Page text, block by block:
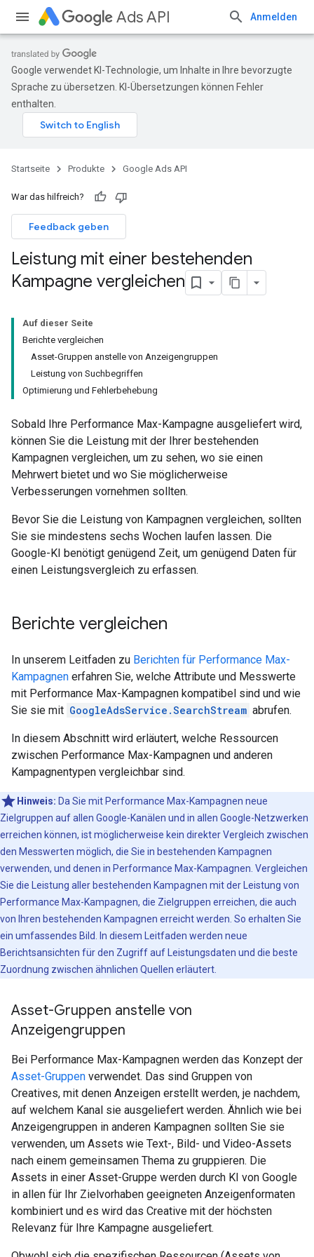
Ads API Anmelden
Google verwendet KI-Technologie, um Inhalte in Ihre bevorzugte
Sprache zu übersetzen. KI-Übersetzungen können Fehler
enthalten.
Startseite Produkte Google Ads API
War das hilfreich?
Feedback geben
Leistung mit einer bestehenden
Kampagne vergleichen
Auf dieser Seite
Berichte vergleichen
Asset-Gruppen anstelle von Anzeigengruppen
Leistung von Suchbegriffen
Optimierung und Fehlerbehebung
Sobald Ihre Performance Max-Kampagne ausgeliefert wird,
können Sie die Leistung mit der Ihrer bestehenden
Kampagnen vergleichen, um zu sehen, wo sie einen
Mehrwert bietet und wo Sie möglicherweise
Verbesserungen vornehmen sollten.
Bevor Sie die Leistung von Kampagnen vergleichen, sollten
Sie sie mindestens sechs Wochen laufen lassen. Die
Google-KI benötigt genügend Zeit, um genügend Daten für
einen Leistungsvergleich zu erfassen.
Berichte vergleichen
In unserem Leitfaden zu Berichten für Performance Max-
Kampagnen erfahren Sie, welche Attribute und Messwerte
mit Performance Max-Kampagnen kompatibel sind und wie
Sie sie mit GoogleAdsService.SearchStream abrufen.
In diesem Abschnitt wird erläutert, welche Ressourcen
zwischen Performance Max-Kampagnen und anderen
Kampagnentypen vergleichbar sind.
Hinweis: Da Sie mit Performance Max-Kampagnen neue
Zielgruppen auf allen Google-Kanälen und in allen Google-Netzwerken
erreichen können, ist möglicherweise kein direkter Vergleich zwischen
den Messwerten möglich, die Sie in bestehenden Kampagnen
verwenden, und denen in Performance Max-Kampagnen. Vergleichen
Sie die Leistung aller bestehenden Kampagnen mit der Leistung von
Performance Max-Kampagnen, die Zielgruppen erreichen, die auch
von Ihren bestehenden Kampagnen erreicht werden. So erhalten Sie
ein umfassendes Bild. In diesem Leitfaden werden neue
Berichtsansichten für den Zugriff auf Leistungsdaten und die beste
Zuordnung zwischen ähnlichen Quellen erläutert.
Asset-Gruppen anstelle von
Anzeigengruppen
Bei Performance Max-Kampagnen werden das Konzept der
Asset-Gruppen verwendet. Das sind Gruppen von
Creatives, mit denen Anzeigen erstellt werden, je nachdem,
auf welchem Kanal sie ausgeliefert werden. Ähnlich wie bei
Anzeigengruppen in anderen Kampagnen sollten Sie sie
verwenden, um Assets wie Text-, Bild- und Video-Assets
nach einem gemeinsamen Thema zu gruppieren. Die
Assets in einer Asset-Gruppe werden durch KI von Google
in allen für Ihr Zielvorhaben geeigneten Anzeigenformaten
kombiniert und es wird das Creative mit der höchsten
Relevanz für Ihre Kampagne ausgeliefert.